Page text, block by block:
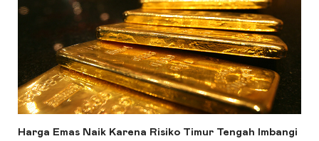
Harga Emas Naik Karena Risiko Timur Tengah Imbangi